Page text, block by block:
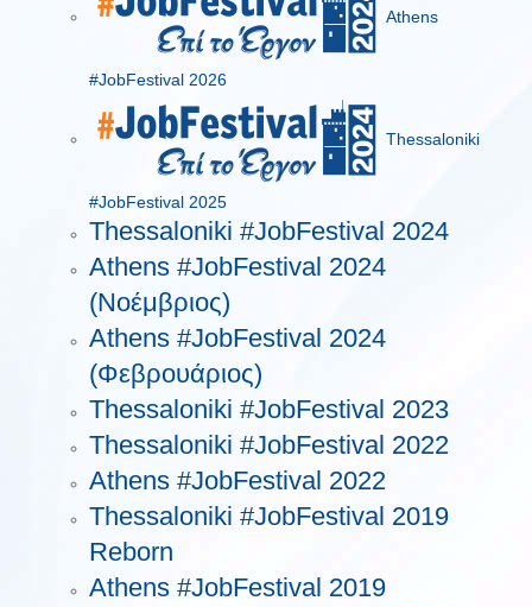
Athens
#JobFestival 2026
Thessaloniki
#JobFestival 2025
Thessaloniki #JobFestival 2024
Athens #JobFestival 2024
(Νοέμβριος)
Athens #JobFestival 2024
(Φεβρουάριος)
Thessaloniki #JobFestival 2023
Thessaloniki #JobFestival 2022
Athens #JobFestival 2022
Thessaloniki #JobFestival 2019
Reborn
Athens #JobFestival 2019